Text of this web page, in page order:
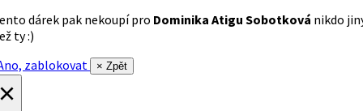
dárek pak nekoupí pro Dominika Atigu Sobotková nikdo
ty :)
zablokovat
× Zpět